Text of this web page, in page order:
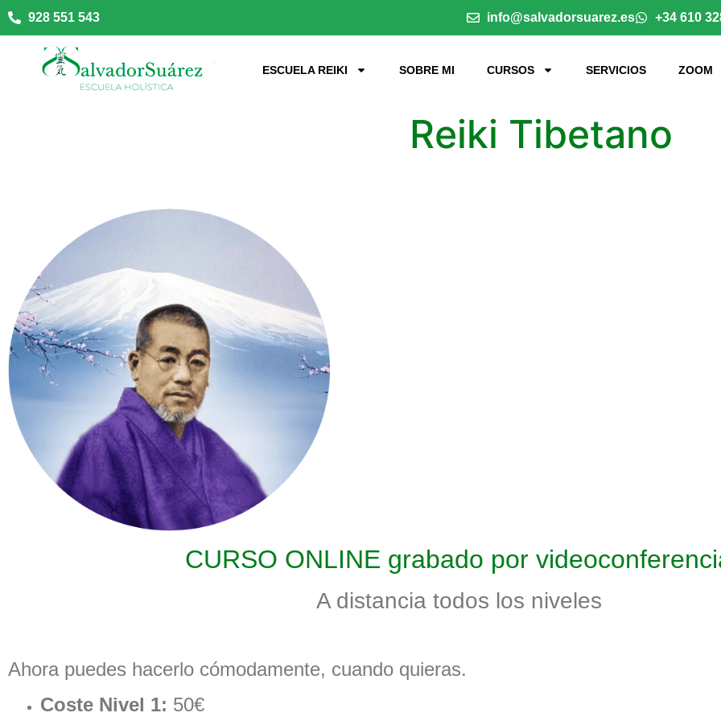
928 551 543 info@salvadorsuarez.es +34 610
ESCUELA REIKI SOBRE MI CURSOS SERVICIOS ZOOM
Reiki Tibetano
CURSO ONLINE grabado por
A distancia todos los niveles
Ahora puedes hacerlo cómodamente, cuando quieras.
Coste Nivel 1: 50€